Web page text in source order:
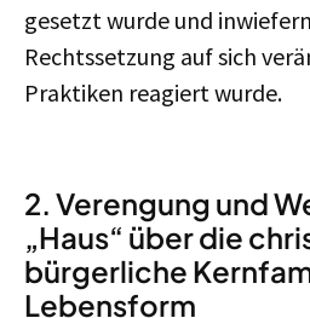
gesetzt wurde und
Rechtssetzung auf sich
Praktiken reagiert wurde.
2. Verengung und
„Haus“ über die
bürgerliche
Lebensform